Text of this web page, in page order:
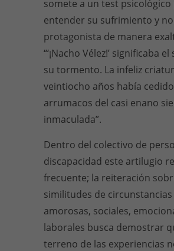
somete a un test psicológico
entender su sufrimiento y
protagonista de manera
“‘¡Nacho Vélez!’ significaba
su tormento. La infeliz
veintiocho años había
arrumacos del casi enano
inmaculada”.
Dentro del colectivo de
discapacidad este artilugio
frecuente; la reiteración
similitudes de circunstancias
amorosas, sociales,
laborales busca demostrar
terreno de las experiencias